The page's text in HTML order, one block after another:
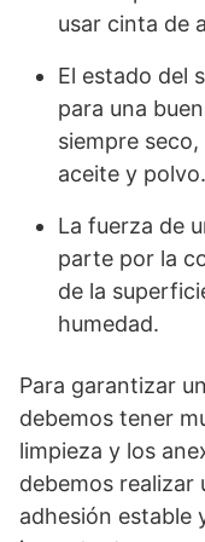
usar cinta de
El estado del
para una
siempre
aceite y polvo.
La fuerza de
parte por la
de la
humedad.
Para garantizar
debemos tener
limpieza y los
debemos realizar
adhesión estable